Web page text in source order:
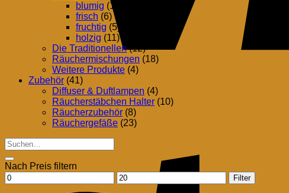
blumig (10)
frisch (6)
fruchtig (5)
holzig (11)
Die Traditionellen (12)
Räuchermischungen (18)
Weitere Produkte (4)
Zubehör (41)
Diffuser & Duftlampen (4)
Räucherstäbchen Halter (10)
Räucherzubehör (8)
Räuchergefäße (23)
Suchen
nach:
Nach Preis filtern
Min.
Preis
Max.
Preis
Filter